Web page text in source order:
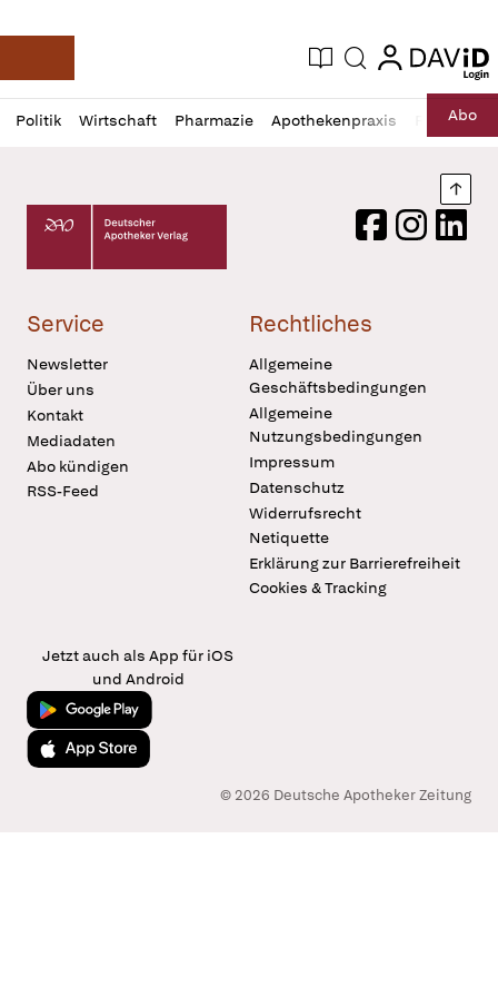
Deutsche Apotheker Zeitung
Aktuelle Ausgabe
Suche login
login
Politik Wirtschaft Pharmazie Apothekenpraxis RechtAbo
Profil
öffnen
Daz
Pur
Deutscher Apotheker Verlag Logo
FacebookInstagram
Service
Newsletter
Über uns
Kontakt
Mediadaten
Abo kündigen
RSS-Feed
Rechtliches
Allgemeine
Geschäftsbedingungen
Allgemeine
Nutzungsbedingungen
Impressum
Datenschutz
Widerrufsrecht
Netiquette
Erklärung zur Barrierefreiheit
Cookies & Tracking
Jetzt auch als App für iOS
und Android
Jetzt bei Google Play
Laden im App Store
© 2026 Deutsche Apotheker Zeitung